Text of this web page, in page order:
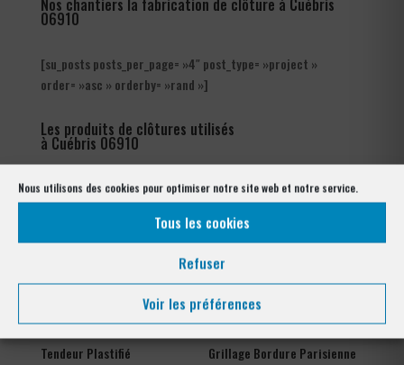
Nous utilisons des cookies pour optimiser notre site web et notre service.
Tous les cookies
Refuser
Voir les préférences
Nos chantiers la fabrication de clôture à Cuébris
06910
[su_posts posts_per_page= »4″ post_type= »project »
order= »asc » orderby= »rand »]
Les produits de clôtures utilisés
à Cuébris 06910
Tendeur Plastifié
Grillage Bordure Parisienne